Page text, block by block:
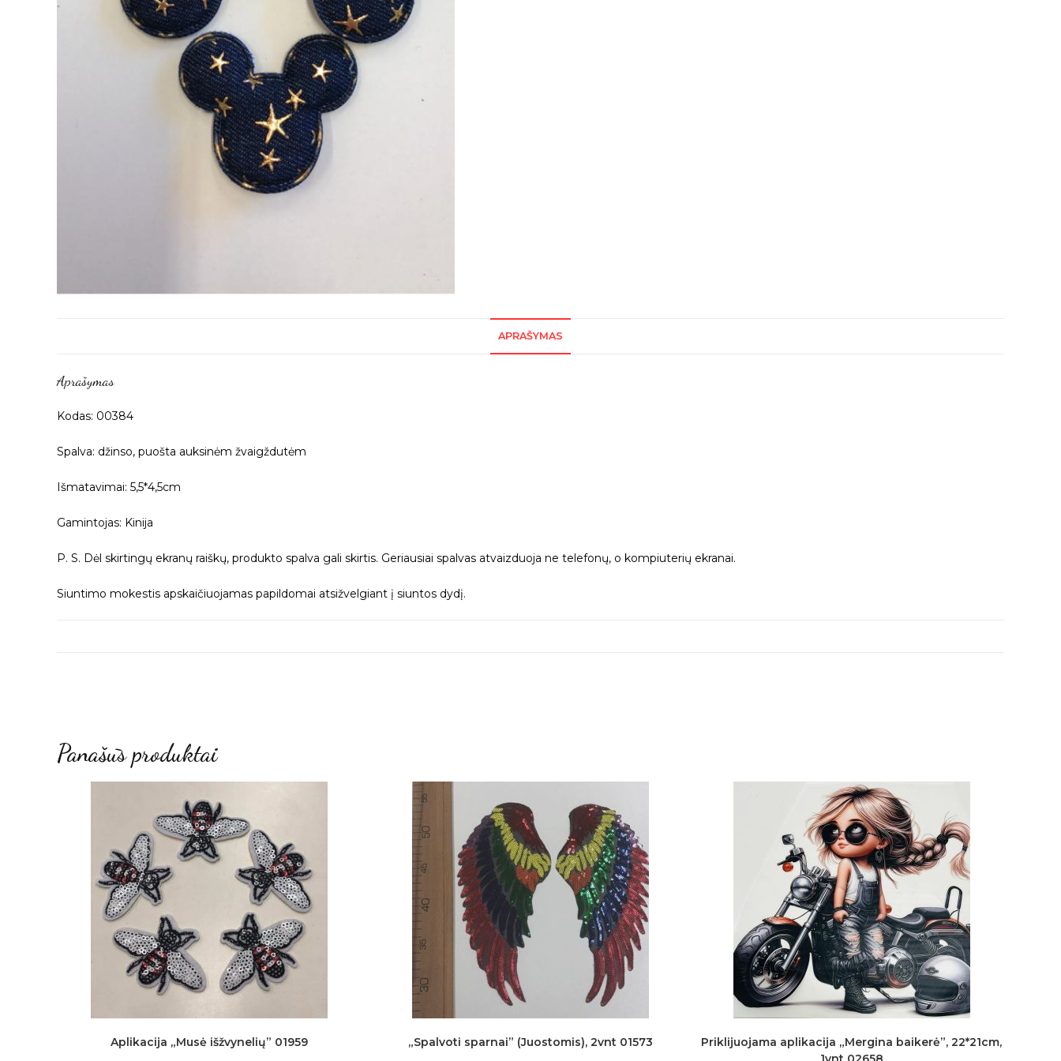
APRAŠYMAS
Aprašymas
Kodas: 00384
Spalva: džinso, puošta auksinėm žvaigždutėm
Išmatavimai: 5,5*4,5cm
Gamintojas: Kinija
P. S. Dėl skirtingų ekranų raiškų, produkto spalva gali skirtis. Geriausiai spalvas atvaizduoja ne telefonų, o kompiuterių ekranai.
Siuntimo mokestis apskaičiuojamas papildomai atsižvelgiant į siuntos dydį.
Panašūs produktai
Aplikacija „Musė išžvynelių” 01959 „Spalvoti sparnai” (Juostomis), 2vnt 01573
Priklijuojama aplikacija „Mergina baikerė”, 22*21cm,